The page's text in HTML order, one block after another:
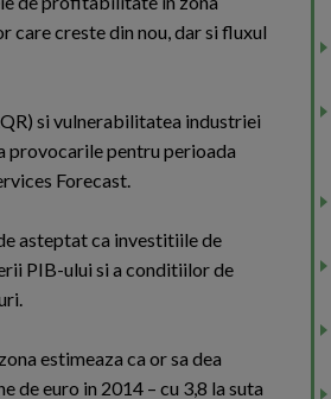
creste din nou, dar si fluxul
si vulnerabilitatea industriei
provocarile pentru perioada
Forecast.
asteptat ca investitiile de
PIB-ului si a conditiilor de
estimeaza ca or sa dea
de euro in 2014 – cu 3,8 la suta